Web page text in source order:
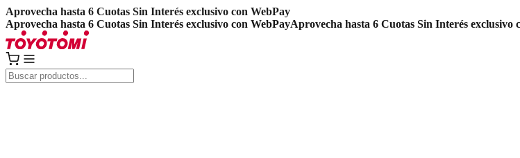
Aprovecha hasta 6 Cuotas Sin Interés exclusivo con WebPay
Aprovecha hasta 6 Cuotas Sin Interés exclusivo con WebPayAprovecha hasta 6 Cuotas Sin Interés exclusivo